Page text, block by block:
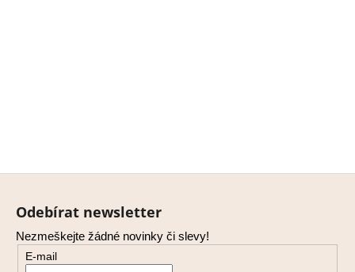
Odebírat newsletter
Nezmeškejte žádné novinky či slevy!
E-mail